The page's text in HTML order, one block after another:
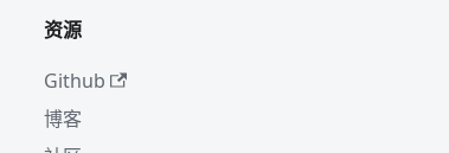
资源
Github
博客